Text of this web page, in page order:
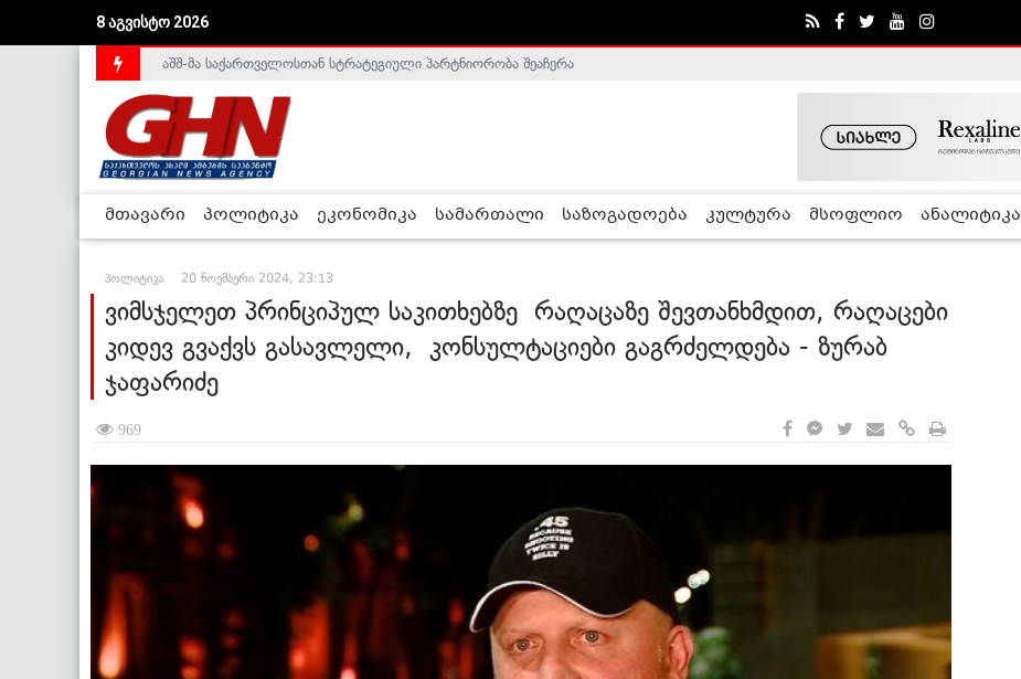
8 აგვისტო 2026
საქართველოს დე-ფაქტო მთავრობა არალეგიტიმურია - ჰელსინკის კომისია
აშშ-მა საქართველოსთან სტრატეგიული პარტნიორობა შეაჩერა
მთავარი პოლიტიკა ეკონომიკა სამართალი საზოგადოება კულტურა მსოფლიო ანალიტიკა
პოლიტიკა 20 ნოემბერი 2024, 23:13
ვიმსჯელეთ პრინციპულ საკითხებზე რაღაცაზე შევთანხმდით, რაღაცები
კიდევ გვაქვს გასავლელი, კონსულტაციები გაგრძელდება - ზურაბ
ჯაფარიძე
969